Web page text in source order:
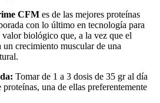
CFM es de las mejores proteínas
con lo último en tecnología para
biológico que, a la vez que el
crecimiento muscular de una
Tomar de 1 a 3 dosis de 35 gr al día
una de ellas preferentemente